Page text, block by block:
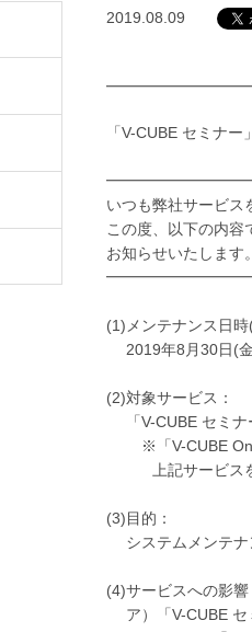
2019.08.09
「V-CUBE セミナ
いつも弊社サービス
この度、以下の内容
お知らせいたします。
(1)メンテナンス日
2019年8月30日(
(2)対象サービス：
「V-CUBE セミナ
※「V-CUBE One
上記サービスを
(3)目的：
システムメンテナ
(4)サービスへの影響
ア）「V-CUBE セ